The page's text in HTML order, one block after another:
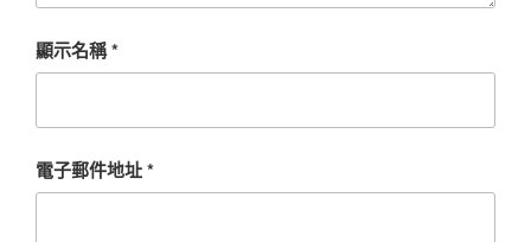
顯示名稱*
電子郵件地址*